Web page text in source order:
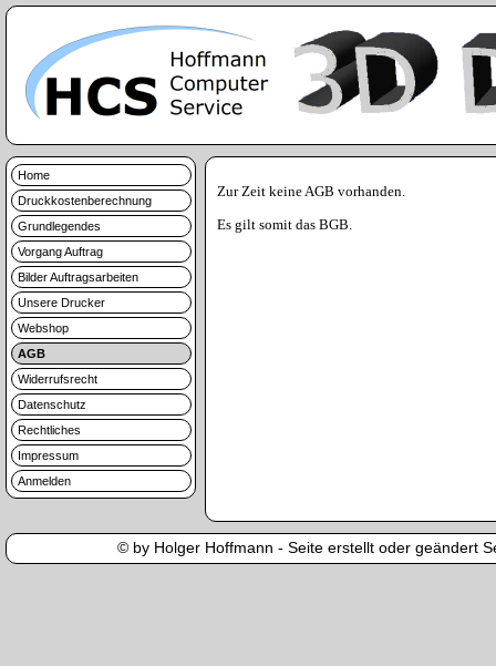
Home
Druckkostenberechnung
Grundlegendes
Vorgang Auftrag
Bilder Auftragsarbeiten
Unsere Drucker
Webshop
AGB
Widerrufsrecht
Datenschutz
Rechtliches
Impressum
Anmelden
Zur Zeit keine AGB vorhanden.
Es gilt somit das BGB.
© by Holger Hoffmann - Seite erstellt oder geändert